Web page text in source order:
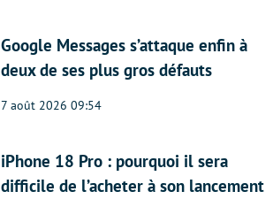
Google Messages s’attaque enfin à
deux de ses plus gros défauts
7 août 2026 09:54
iPhone 18 Pro : pourquoi il sera
difficile de l’acheter à son lancement